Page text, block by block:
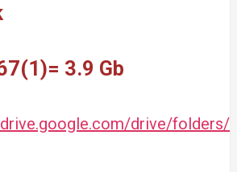
3.9 Gb
drive/folders/